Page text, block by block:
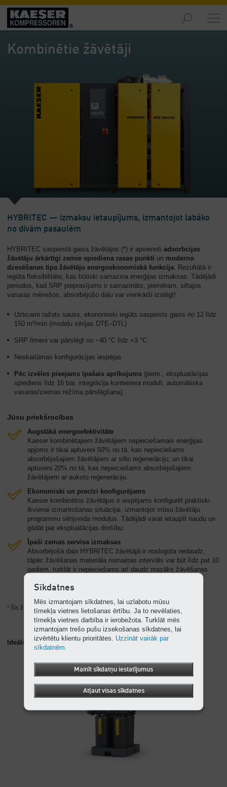
Izstrādājumi
-
Pārskats
Pārskats
Kombinētie žāvētāji
HYBRITEC — izmaksu ietaupījums, izmantojot labāko
no divām pasaulēm
HYBRITEC saspiestā gaisa žāvētājos (*) ir apvienoti adsorbcijas
žāvētāju ārkārtīgi zemie spiediena rasas punkti un moderno
dzesēšanas tipa žāvētāju energoekonomiskā funkcija. Rezultātā ir
iegūta fleksibilitāte, kas būtiski samazina enerģijas izmaksas. Tādējādi
periodos, kad SRP pieprasījums ir samazināts, piemēram, siltajos
vasaras mēnešos, absorbējošo daļu var vienkārši izslēgt!
Uzticami ražots sauss, ekonomiski iegūts saspiests gaiss no 12 līdz
150 m³/min (modeļu sērijas DTE–DTL)
SRP līmeni var pārslēgt no −40 °C līdz +3 °C
Neskaitāmas konfigurācijas iespējas
Pēc izvēles pieejams īpašais aprīkojums (piem., ekspluatācijas
spiediens līdz 16 bar, integrācija konteinera modulī, automātiska
vasaras/ziemas režīma pārslēgšana)
Jūsu priekšrocības
Augstākā energoefektivitāte
Kaeser kombinētajiem žāvētājiem nepieciešamais enerģijas
apjoms ir tikai aptuveni 50% no tā, kas nepieciešams
absorbējošajiem žāvētājiem ar silto reģenerāciju, un tikai
aptuveni 20% no tā, kas nepieciešams absorbējošajiem
žāvētājiem ar auksto reģenerāciju.
Ekonomiski un precīzi konfigurējams
Kaeser kombinētos žāvētājus ir iespējams konfigurēt praktiski
ikvienai izmantošanas situācijai, izmantojot mūsu žāvētāju
programmu sērijveida moduļus. Tādējādi varat ietaupīt naudu un
gādāt par ekspluatācijas drošību.
Īpaši zemas servisa izmaksas
Absorbējošā daļa HYBRITEC žāvētājā ir noslogota nedaudz,
tāpēc žāvēšanas materiāla nomaiņas intervāls var būt līdz pat 10
gadiem, turklāt ir nepieciešams arī daudz mazāks žāvēšanas
* Šīs žāvētāju sērijas iekārtas satur fluorētu siltumnīcefekta gāzi R-513A.
Ideāls papildinājums: AQUAMAT eļļas-ūdens atdalītāji
Sīkdatnes
Mēs izmantojam sīkdatnes, lai uzlabotu mūsu
tīmekļa vietnes lietošanas ērtību. Ja to nevēlaties,
tīmekļa vietnes darbība ir ierobežota. Turklāt mēs
izmantojam trešo pušu izsekošanas sīkdatnes, lai
izvērtētu klientu prioritātes. Uzzināt vairāk par
sīkdatnēm.
Mainīt sīkdatņu iestatījumus
Atļaut visas sīkdatnes